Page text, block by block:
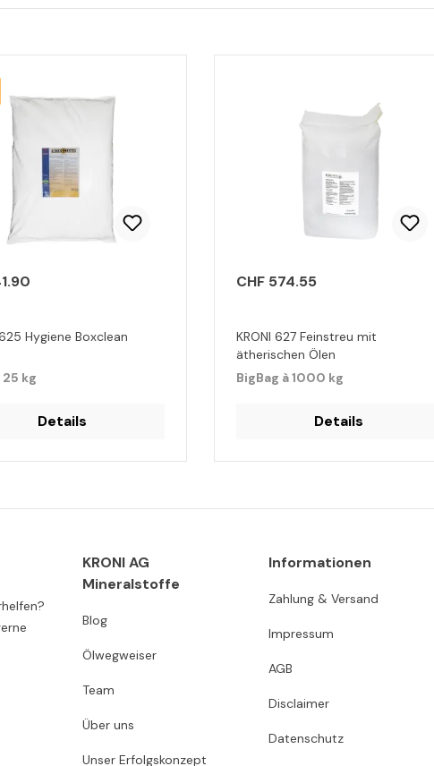
Hygiene Boxclean
25 kg
Details
CHF 574.55
KRONI 627 Feinstreu mit
ätherischen Ölen
BigBag à 1000 kg
Details
KRONI AG
Mineralstoffe
Blog
Ölwegweiser
Team
Über uns
Unser Erfolgskonzept
Informationen
Zahlung & Versand
Impressum
AGB
Disclaimer
Datenschutz